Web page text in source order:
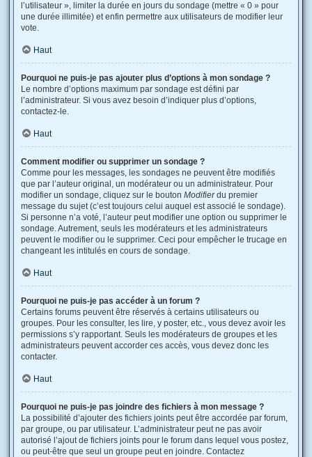
l’utilisateur », limiter la durée en jours du sondage (mettre « 0 » pour
une durée illimitée) et enfin permettre aux utilisateurs de modifier leur
vote.
Haut
Pourquoi ne puis-je pas ajouter plus d’options à mon sondage ?
Le nombre d’options maximum par sondage est défini par
l’administrateur. Si vous avez besoin d’indiquer plus d’options,
contactez-le.
Haut
Comment modifier ou supprimer un sondage ?
Comme pour les messages, les sondages ne peuvent être modifiés
que par l’auteur original, un modérateur ou un administrateur. Pour
modifier un sondage, cliquez sur le bouton Modifierdu premier
message du sujet (c’est toujours celui auquel est associé le sondage).
Si personne n’a voté, l’auteur peut modifier une option ou supprimer le
sondage. Autrement, seuls les modérateurs et les administrateurs
peuvent le modifier ou le supprimer. Ceci pour empêcher le trucage en
changeant les intitulés en cours de sondage.
Haut
Pourquoi ne puis-je pas accéder à un forum ?
Certains forums peuvent être réservés à certains utilisateurs ou
groupes. Pour les consulter, les lire, y poster, etc., vous devez avoir les
permissions s’y rapportant. Seuls les modérateurs de groupes et les
administrateurs peuvent accorder ces accès, vous devez donc les
contacter.
Haut
Pourquoi ne puis-je pas joindre des fichiers à mon message ?
La possibilité d’ajouter des fichiers joints peut être accordée par forum,
par groupe, ou par utilisateur. L’administrateur peut ne pas avoir
autorisé l’ajout de fichiers joints pour le forum dans lequel vous postez,
ou peut-être que seul un groupe peut en joindre. Contactez